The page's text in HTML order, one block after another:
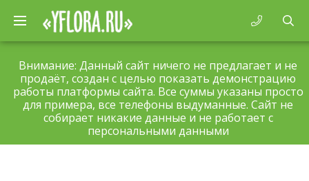
Внимание: Данный сайт ничего не предлагает и не
продаёт, создан с целью показать демонстрацию
работы платформы сайта. Все суммы указаны просто
для примера, все телефоны выдуманные. Сайт не
собирает никакие данные и не работает с
персональными данными